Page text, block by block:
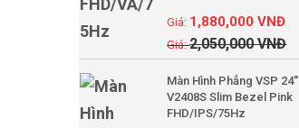
2,050,000VNĐ
1,880,000VNĐ
Màn Hình Phẳng VSP 24''
V2408S Slim Bezel Pink
FHD/IPS/75Hz